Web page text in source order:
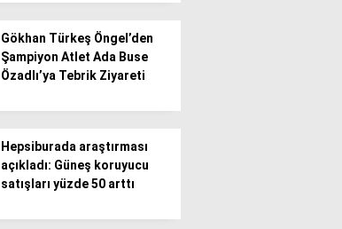
Gökhan Türkeş Öngel’den
Şampiyon Atlet Ada Buse
Özadlı’ya Tebrik Ziyareti
Hepsiburada araştırması
açıkladı: Güneş koruyucu
satışları yüzde 50 arttı